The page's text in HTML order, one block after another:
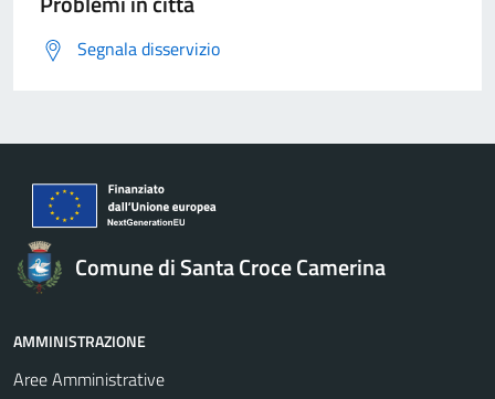
Segnala disservizio
Comune di Santa Croce Camerina
AMMINISTRAZIONE
Aree Amministrative
functionality
will
disappear
Marketing
By sharing
your
interests
behavior as
site, you